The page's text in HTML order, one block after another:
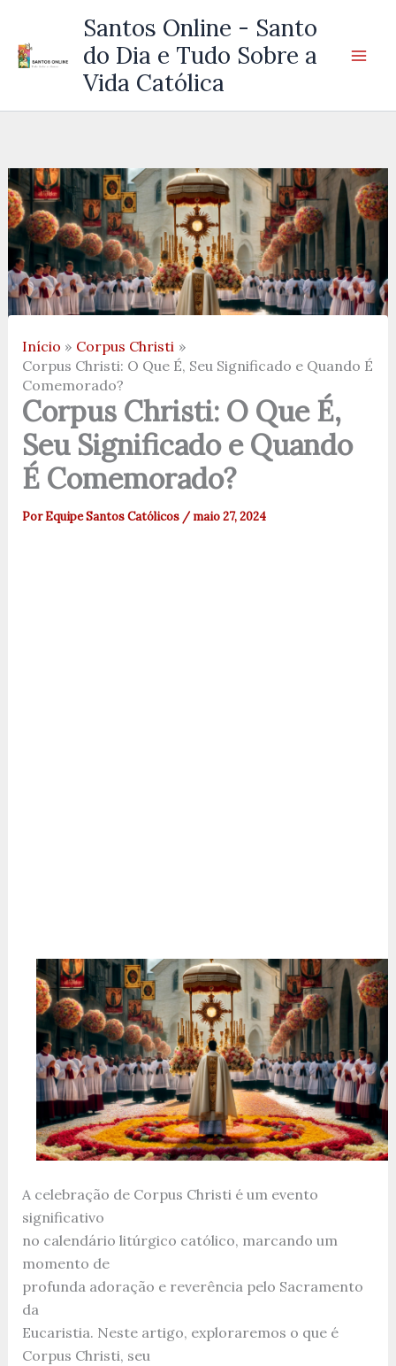
Santos Online - Santo
do Dia e Tudo Sobre a
Vida Católica
Início
Corpus Christi
Corpus Christi: O Que É, Seu Significado e Quando É
Comemorado?
Corpus Christi: O Que É,
Seu Significado e Quando
É Comemorado?
PorEquipe Santos Católicos / maio 27, 2024
A celebração de Corpus Christi é um evento
significativo
no calendário litúrgico católico, marcando um
momento de
profunda adoração e reverência pelo Sacramento
da
Eucaristia. Neste artigo, exploraremos o que é
Corpus Christi, seu